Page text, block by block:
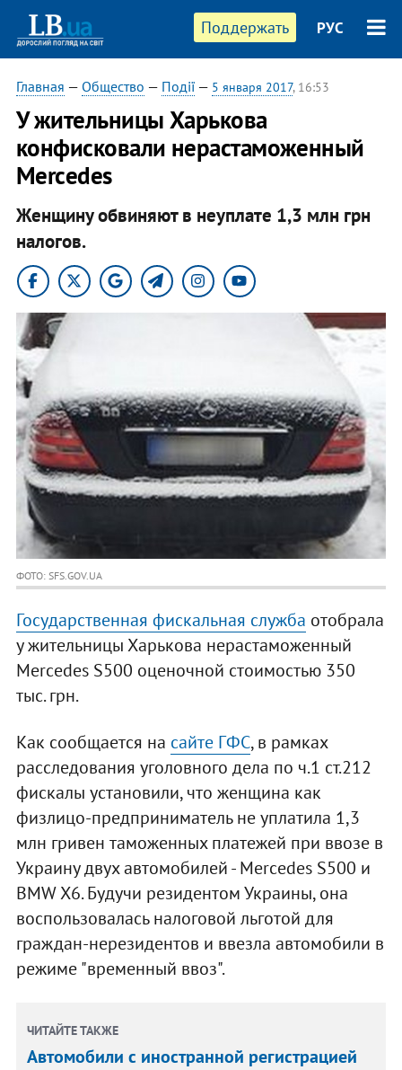
Поддержать РУС
Главная — Общество — Події— 5 января 2017, 16:53
У жительницы Харькова
конфисковали нерастаможенный
Меrcedes
Женщину обвиняют в неуплате 1,3 млн грн
налогов.
ФОТО: SFS.GOV.UA
Государственная фискальная служба отобрала
у жительницы Харькова нерастаможенный
Меrcedes S500 оценочной стоимостью 350
тыс. грн.
Как сообщается на сайте ГФС, в рамках
расследования уголовного дела по ч.1 ст.212
фискалы установили, что женщина как
физлицо-предприниматель не уплатила 1,3
млн гривен таможенных платежей при ввозе в
Украину двух автомобилей - Меrcedes S500 и
BMW X6. Будучи резидентом Украины, она
воспользовалась налоговой льготой для
граждан-нерезидентов и ввезла автомобили в
режиме "временный ввоз".
ЧИТАЙТЕ ТАКЖЕ
Автомобили с иностранной регистрацией